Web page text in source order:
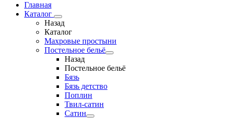
Главная
Каталог
Назад
Каталог
Махровые простыни
Постельное бельё
Назад
Постельное бельё
Бязь
Бязь детство
Поплин
Твил-сатин
Сатин